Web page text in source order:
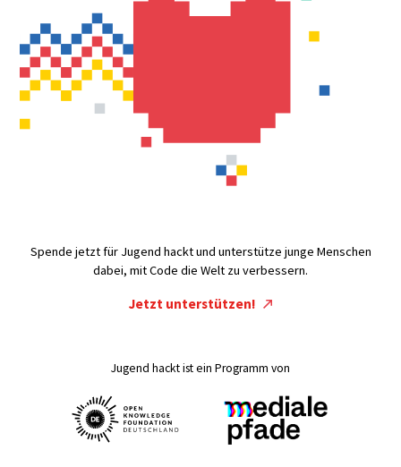
Spende jetzt für Jugend hackt und unterstütze junge Menschen
dabei, mit Code die Welt zu verbessern.
Jetzt unterstützen!
Jugend hackt ist ein Programm von